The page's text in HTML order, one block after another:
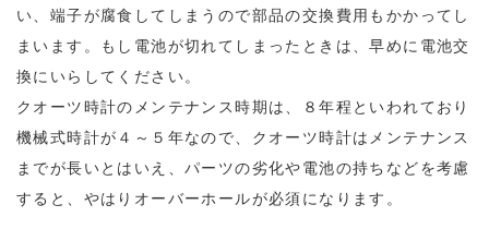
い、端子が腐食してしまうので部品の交換費用もかかってし
まいます。もし電池が切れてしまったときは、早めに電池交
換にいらしてください。
クオーツ時計のメンテナンス時期は、８年程といわれており
機械式時計が４～５年なので、クオーツ時計はメンテナンス
までが長いとはいえ、パーツの劣化や電池の持ちなどを考慮
すると、やはりオーバーホールが必須になります。